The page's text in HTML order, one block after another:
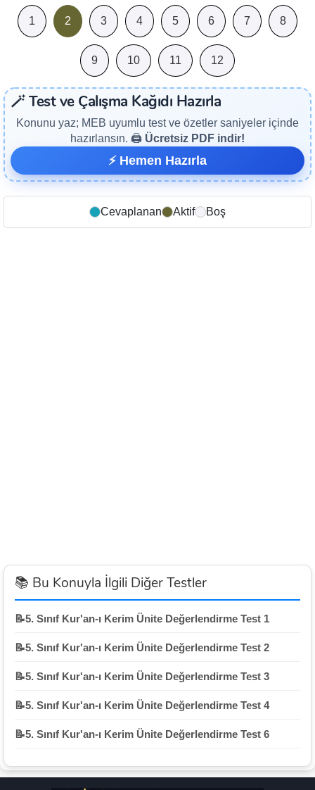
1 2 3 4 5 6 7 8
9 10 11 12
🪄 Test ve Çalışma Kağıdı Hazırla
Konunu yaz; MEB uyumlu test ve özetler saniyeler içinde
hazırlansın. 🖨️ Ücretsiz PDF indir!
⚡ Hemen Hazırla
Cevaplanan Aktif Boş
📚 Bu Konuyla İlgili Diğer Testler
📝5. Sınıf Kur'an-ı Kerim Ünite Değerlendirme Test 1
📝5. Sınıf Kur'an-ı Kerim Ünite Değerlendirme Test 2
📝5. Sınıf Kur'an-ı Kerim Ünite Değerlendirme Test 3
📝5. Sınıf Kur'an-ı Kerim Ünite Değerlendirme Test 4
📝5. Sınıf Kur'an-ı Kerim Ünite Değerlendirme Test 6